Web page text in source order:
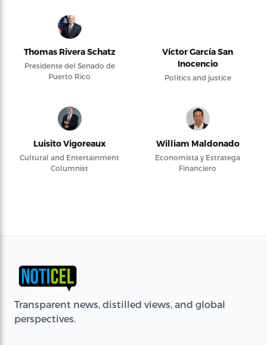
Thomas Rivera Schatz
Presidente del Senado de
Puerto Rico
Víctor García San
Inocencio
Politics and justice
Luisito Vigoreaux
Cultural and Entertainment
Columnist
William Maldonado
Economista y Estratega
Financiero
Transparent news, distilled views, and global
perspectives.